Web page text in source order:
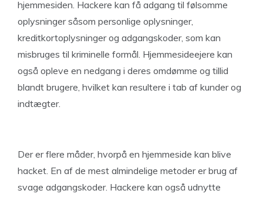
hjemmesiden. Hackere kan få adgang til følsomme
oplysninger såsom personlige oplysninger,
kreditkortoplysninger og adgangskoder, som kan
misbruges til kriminelle formål. Hjemmesideejere kan
også opleve en nedgang i deres omdømme og tillid
blandt brugere, hvilket kan resultere i tab af kunder og
indtægter.
Der er flere måder, hvorpå en hjemmeside kan blive
hacket. En af de mest almindelige metoder er brug af
svage adgangskoder. Hackere kan også udnytte